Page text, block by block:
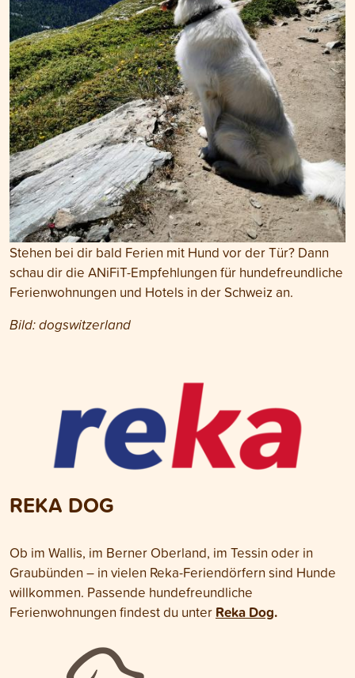
Stehen bei dir bald Ferien mit Hund vor der Tür? Dann
schau dir die ANiFiT-Empfehlungen für hundefreundliche
Ferienwohnungen und Hotels in der Schweiz an.
Bild: dogswitzerland
REKA DOG
Ob im Wallis, im Berner Oberland, im Tessin oder in
Graubünden – in vielen Reka-Feriendörfern sind Hunde
willkommen. Passende hundefreundliche
Ferienwohnungen findest du unter Reka Dog.